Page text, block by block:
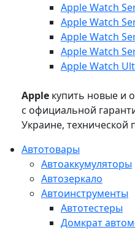
Apple Watch
Apple Watch
Apple Watch
Apple Watch
Apple Watch
Apple купить новые и
с официальной
Украине, технической
Автотовары
Автоаккумуляторы
Автозеркало
Автоинструменты
Автотестеры
Домкрат